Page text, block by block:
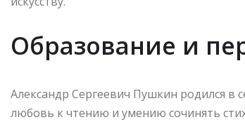
Образование и
Александр Сергеевич Пушкин родился в
любовь к чтению и умению сочинять